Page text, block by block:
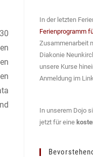
In der letzten
Ferienprogramm
Zusammenarbeit
Diakonie
unsere Kurse
Anmeldung im
In unserem Dojo
jetzt für eine